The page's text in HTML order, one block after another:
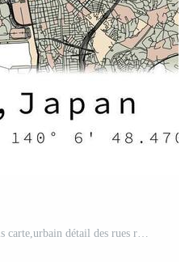
Chiba, Japon, ville centre, précis carte,urbain détail des rues routes Couleur carte Vecteur Gratuit